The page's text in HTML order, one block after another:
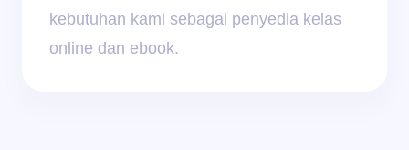
kebutuhan kami sebagai penyedia kelas
online dan ebook.